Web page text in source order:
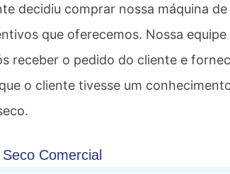
decidiu comprar nossa máquina de
que oferecemos. Nossa equipe
receber o pedido do cliente e
o cliente tivesse um
Comercial